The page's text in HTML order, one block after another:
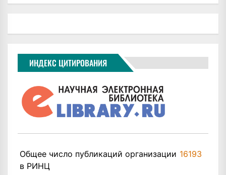
ИНДЕКС ЦИТИРОВАНИЯ
Общее число публикаций организации
в РИНЦ
16193